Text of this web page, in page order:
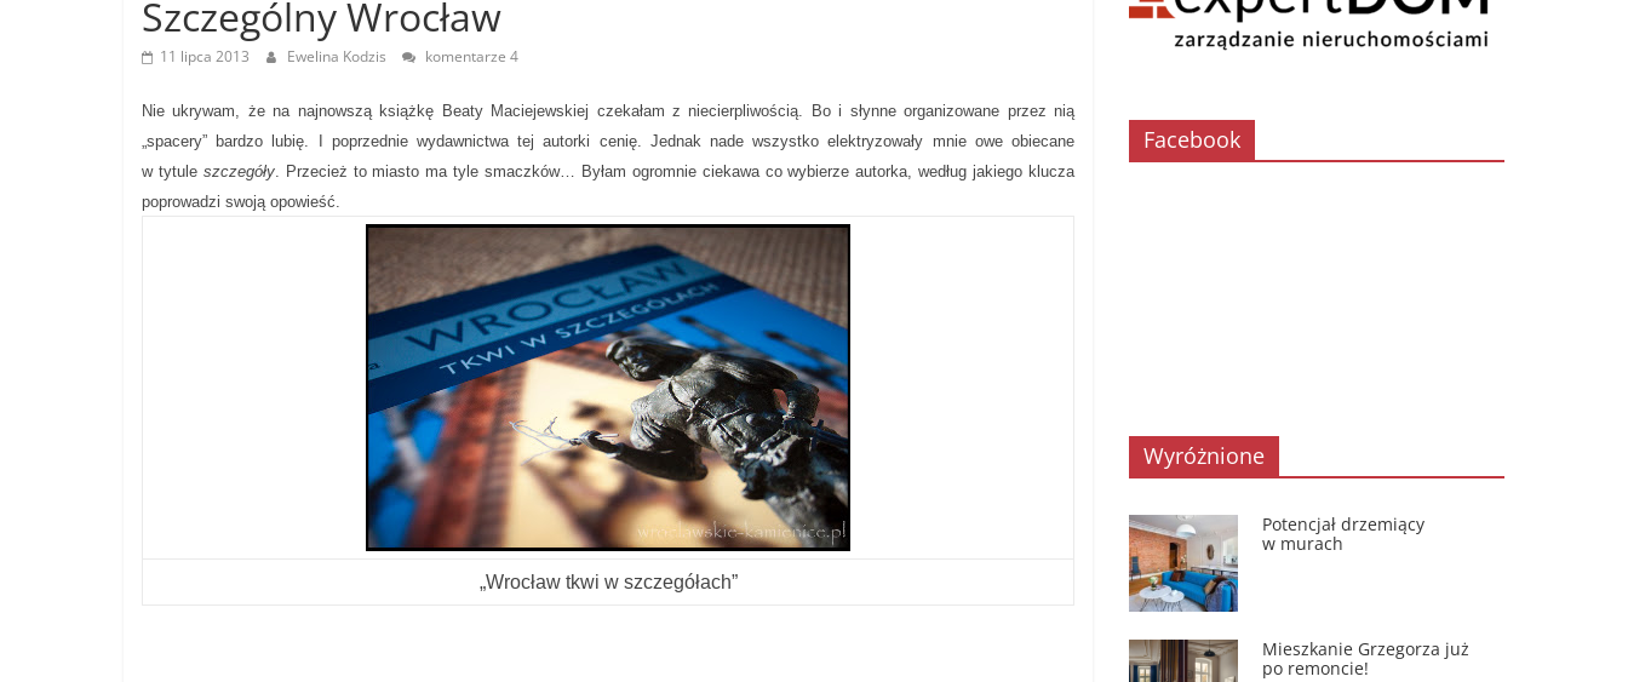
Szczególny Wrocław
11 lipca 2013 Ewelina Kodzis komentarze 4
Nie ukrywam, że na najnowszą książkę Beaty Maciejewskiej czekałam z niecierpliwością. Bo i słynne organizowane przez nią
„spacery” bardzo lubię. I poprzednie wydawnictwa tej autorki cenię. Jednak nade wszystko elektryzowały mnie owe obiecane
w tytule szczegóły. Przecież to miasto ma tyle smaczków… Byłam ogromnie ciekawa co wybierze autorka, według jakiego klucza
poprowadzi swoją opowieść.
„Wrocław tkwi w szczegółach”
Facebook
Wyróżnione
Potencjał drzemiący
w murach
Mieszkanie Grzegorza już
po remoncie!